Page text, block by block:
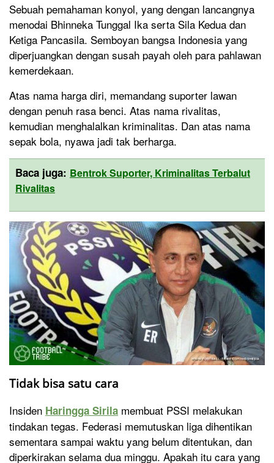
Sebuah pemahaman konyol, yang dengan lancangnya
menodai Bhinneka Tunggal Ika serta Sila Kedua dan
Ketiga Pancasila. Semboyan bangsa Indonesia yang
diperjuangkan dengan susah payah oleh para pahlawan
kemerdekaan.
Atas nama harga diri, memandang suporter lawan
dengan penuh rasa benci. Atas nama rivalitas,
kemudian menghalalkan kriminalitas. Dan atas nama
sepak bola, nyawa jadi tak berharga.
Baca juga: Bentrok Suporter, Kriminalitas Terbalut
Rivalitas
Tidak bisa satu cara
Insiden Haringga Sirila membuat PSSI melakukan
tindakan tegas. Federasi memutuskan liga dihentikan
sementara sampai waktu yang belum ditentukan, dan
diperkirakan selama dua minggu. Apakah itu cara yang